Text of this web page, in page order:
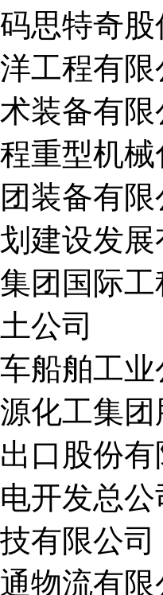
思特奇
工程有限
装备有限
重型机
装备有限
建设发
团国际
公司
船舶工业
化工集
口股份
开发总公
有限公司
物流有限